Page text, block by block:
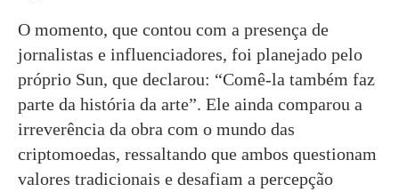
O momento, que contou com a presença de
jornalistas e influenciadores, foi planejado pelo
próprio Sun, que declarou: “Comê-la também faz
parte da história da arte”. Ele ainda comparou a
irreverência da obra com o mundo das
criptomoedas, ressaltando que ambos questionam
valores tradicionais e desafiam a percepção